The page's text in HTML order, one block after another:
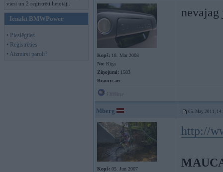
viesi un 2 reģistrēti lietotāji.
Ienākt BMWPower
• Pieslēgties
• Reģistrēties
• Aizmirsi paroli?
Kopš: 18. Mar 2008
No: Rīga
Ziņojumi: 1583
Braucu ar:
Mberg 05. May 2011,
Kopš: 05. Jun 2007
http://